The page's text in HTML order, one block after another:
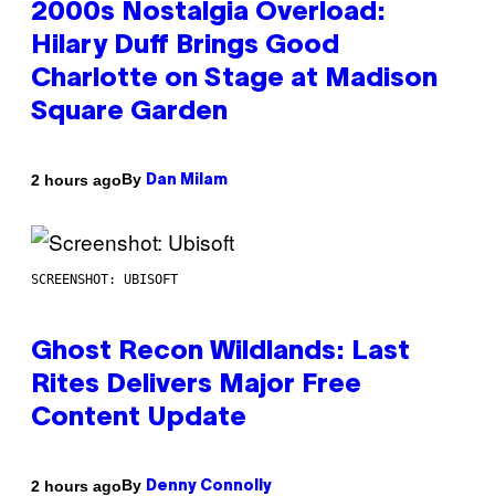
2000s Nostalgia Overload:
Hilary Duff Brings Good
Charlotte on Stage at Madison
Square Garden
2 hours agoBy Dan Milam
SCREENSHOT: UBISOFT
Ghost Recon Wildlands: Last
Rites Delivers Major Free
Content Update
2 hours agoBy Denny Connolly